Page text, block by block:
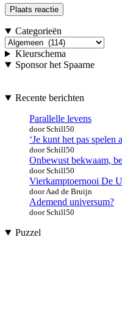
Categorieën
Categorieën
Kleurschema
Sponsor het Spaarne
Recente berichten
Parallelle levens
door Schill50
‘Je kunt het pas spelen
door Schill50
Onbewust bekwaam,
door Schill50
Vierkamptoernooi De
door Aad de Bruijn
Ademend universum?
door Schill50
Puzzel